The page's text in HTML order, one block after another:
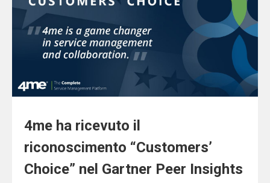
4me ha ricevuto il
riconoscimento “Customers’
Choice” nel Gartner Peer Insights